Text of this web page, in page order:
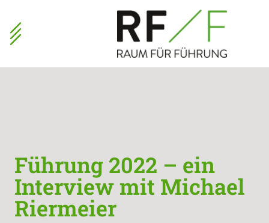
Führung 2022 – ein
Interview mit Michael
Riermeier